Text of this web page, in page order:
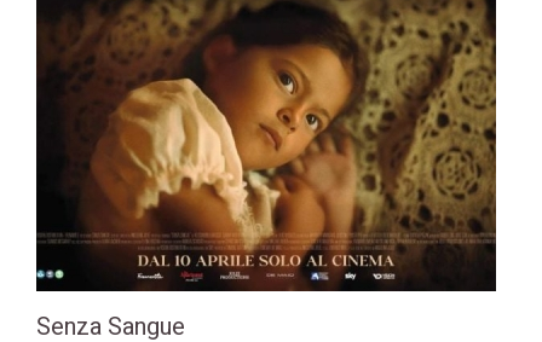
Senza Sangue